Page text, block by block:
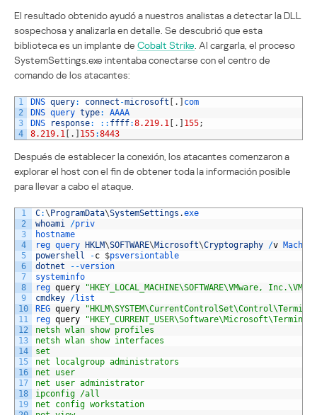
El resultado obtenido ayudó a nuestros analistas a detectar la DLL
sospechosa y analizarla en detalle. Se descubrió que esta
biblioteca es un implante de Cobalt Strike. Al cargarla, el proceso
SystemSettings.exe intentaba conectarse con el centro de
comando de los atacantes:
1
2
3
4
DNS query: connect -microsoft .
com
DNS query type:
AAAA
DNS
response: :: ffff:8.219.1 . 155;
8.219.1
. 155:8443
Después de establecer la conexión, los atacantes comenzaron a
explorar el host con el fin de obtener toda la información posible
para llevar a cabo el ataque.
1
2
3
4
5
6
7
8
9
10
11
12
13
14
15
16
17
18
19
C:\ ProgramData\SystemSettings .exe
whoami /priv
hostname
reg query HKLM\SOFTWARE\Microsoft\Cryptography /v
powershell
-c $psversiontable
dotnet
--version
systeminfo
reg query
"HKEY_LOCAL_MACHINE\SOFTWARE\VMware,
cmdkey /list
REG query
reg query
netsh wlan show profiles
netsh wlan show interfaces
set
net localgroup administrators
net user
net user administrator
ipconfig /all
net config workstation